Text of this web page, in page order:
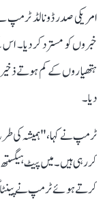
امریکی صدر ڈونالڈ ٹرمپ
خبروں کو مسترد کر دیا۔ اس
ہتھیاروں کے کم ہوتے
دیا۔
ٹرمپ نے کہا، "ہمیشہ کی
کر رہی ہیں۔ میں پیٹ
کرتے ہوئے ٹرمپ نے